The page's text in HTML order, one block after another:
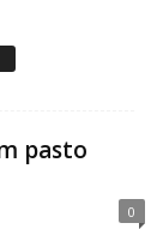
pasto
0